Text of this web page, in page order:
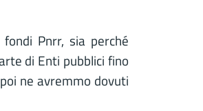
Pnrr, sia perché
di Enti pubblici fino
ne avremmo dovuti